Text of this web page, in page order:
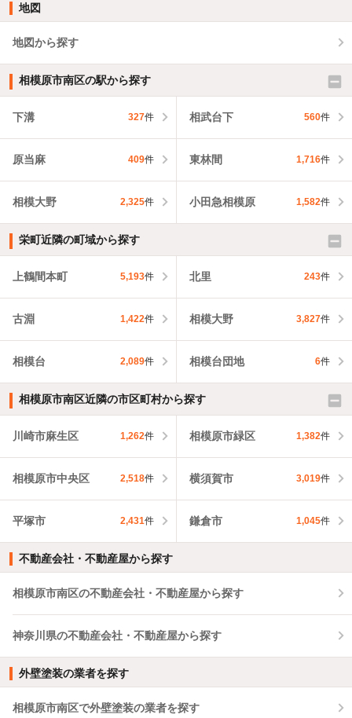
地図
地図から探す
相模原市南区の駅から探す
下溝 327件 相武台下 560件
原当麻 409件 東林間 1,716件
相模大野 2,325件 小田急相模原 1,582件
栄町近隣の町域から探す
上鶴間本町 5,193件 北里 243件
古淵 1,422件 相模大野 3,827件
相模台 2,089件 相模台団地 6件
相模原市南区近隣の市区町村から探す
川崎市麻生区 1,262件 相模原市緑区 1,382件
相模原市中央区 2,518件 横須賀市 3,019件
平塚市 2,431件 鎌倉市 1,045件
不動産会社・不動産屋から探す
相模原市南区の不動産会社・不動産屋から探す
神奈川県の不動産会社・不動産屋から探す
外壁塗装の業者を探す
相模原市南区で外壁塗装の業者を探す